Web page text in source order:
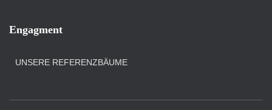
Engagment
UNSERE REFERENZBÄUME